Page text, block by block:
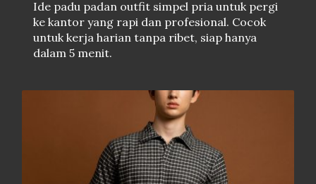
Ide padu padan outfit simpel pria untuk pergi
ke kantor yang rapi dan profesional. Cocok
untuk kerja harian tanpa ribet, siap hanya
dalam 5 menit.